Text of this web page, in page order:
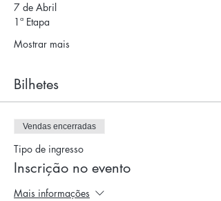
7 de Abril
1ª Etapa
Mostrar mais
Bilhetes
Vendas encerradas
Tipo de ingresso
Inscrição no evento
Mais informações